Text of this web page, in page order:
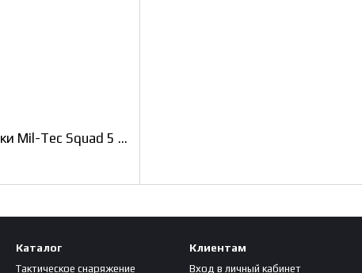
Тактические ботинки Mil-Tec Squad 5 '' Shoes MultiCam, размер 44
Каталог
Тактическое снаряжение
Клиентам
Вход в личный кабинет